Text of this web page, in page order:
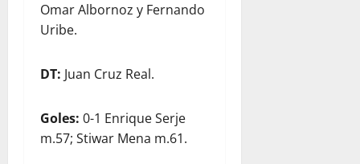
Omar Albornoz y Fernando
Uribe.
DT: Juan Cruz Real.
Goles: 0-1 Enrique Serje
m.57; Stiwar Mena m.61.